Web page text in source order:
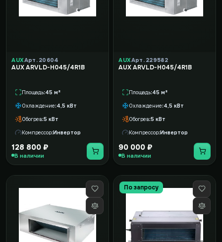
AUXАрт. 20604
AUX ARVLD-H045/4R1B
Площадь 45 м²
Охлаждение 4,5 кВт
Обогрев 5 кВт
Компрессор Инвертор
128 800 ₽
В наличии
AUXАрт. 229582
AUX ARVLD-H045/4R1B
Площадь 45 м²
Охлаждение 4,5 кВт
Обогрев 5 кВт
Компрессор Инвертор
90 000 ₽
В наличии
По запросу